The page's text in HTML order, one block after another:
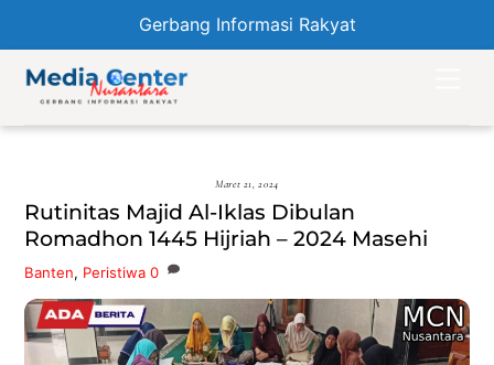
Gerbang Informasi Rakyat
content
Maret 21, 2024
Rutinitas Majid Al-Iklas Dibulan
Romadhon 1445 Hijriah – 2024 Masehi
Banten, Peristiwa 0